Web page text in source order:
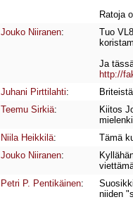
Ratoja
Jouko Niiranen:
Tuo
Ja
http://
Juhani Pirttilahti:
Teemu Sirkiä:
Kiitos
Niila Heikkilä: Tämä
Jouko Niiranen:
Petri P. Pentikäinen:
niiden